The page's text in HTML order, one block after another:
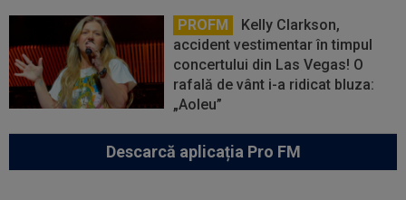
PROFM
Kelly Clarkson,
accident vestimentar în timpul
concertului din Las Vegas! O
rafală de vânt i-a ridicat bluza:
„Aoleu”
Descarcă aplicația Pro FM